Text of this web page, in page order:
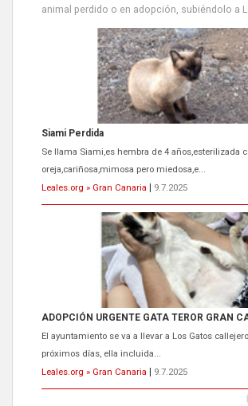
animal perdido o en adopción, subiéndolo a
Siami Perdida
Se llama Siami,es hembra de 4 años,esterilizada
oreja,cariñosa,mimosa pero miedosa,e...
Leales.org » Gran Canaria
9.7.2025
ADOPCIÓN URGENTE GATA TEROR GRAN
El ayuntamiento se va a llevar a Los Gatos
próximos días, ella incluida...
Leales.org » Gran Canaria
9.7.2025